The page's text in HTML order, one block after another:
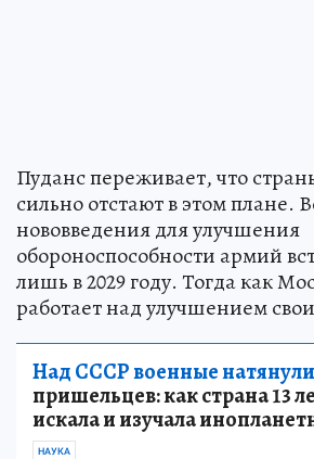
Пуданс переживает, что
сильно отстают в этом плане.
нововведения для улучшения
обороноспособности армий
лишь в 2029 году. Тогда как
работает над улучшением
Над СССР военные натянули
пришельцев: как страна 13
искала и изучала
НАУКА